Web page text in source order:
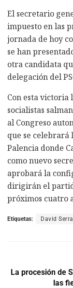
El secretario
impuesto en las
jornada de hoy
se han
otra candidata
delegación del
Con esta
socialistas
al Congreso
que se celebrará
Palencia donde
como nuevo
aprobará la
dirigirán el
próximos cuatro
Etiquetas: David
La procesión de
las